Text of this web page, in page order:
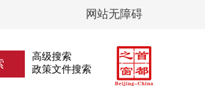
网站无障碍
高级搜索
政策文件搜索